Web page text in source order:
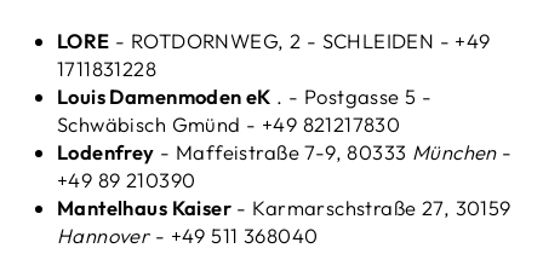
LORE - ROTDORNWEG, 2 - SCHLEIDEN - +49
1711831228
Louis Damenmoden eK . - Postgasse 5 -
Schwäbisch Gmünd - +49 821217830
Lodenfrey - Maffeistraße 7-9, 80333 München-
+49 89 210390
Mantelhaus Kaiser - Karmarschstraße 27, 30159
Hannover- +49 511 368040